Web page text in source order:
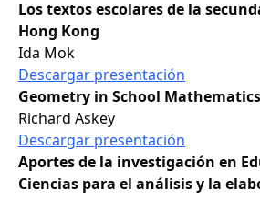
Los textos escolares de la
Hong Kong
Ida Mok
Descargar presentación
Geometry in School
Richard Askey
Descargar presentación
Aportes de la investigación en
Ciencias para el análisis y la